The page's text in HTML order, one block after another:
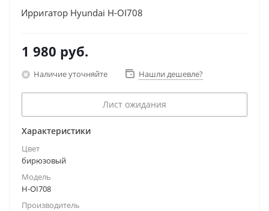
Ирригатор Hyundai H-OI708
1 980 руб.
Наличие уточняйте Нашли дешевле?
Лист ожидания
Характеристики
Цвет
бирюзовый
Модель
H-OI708
Производитель